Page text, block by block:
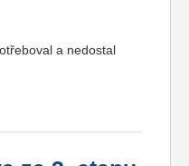
a nedostal